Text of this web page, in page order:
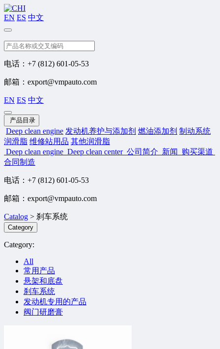
EN ES 中文
搜索
电话：+7 (812) 601-05-53
邮箱：export@vmpauto.com
EN ES 中文
产品目录
Deep clean engine 发动机养护与添加剂 燃油添加剂 制动系统
润滑脂 维修站用品 其他润滑脂
Deep clean engine Deep clean center 公司简介 新闻
购买渠道
合同制造
电话：+7 (812) 601-05-53
邮箱：export@vmpauto.com
Catalog > 刹车系统
Category
Category:
All
常用产品
悬架和底盘
刹车系统
发动机专用的产品
阀门研磨膏